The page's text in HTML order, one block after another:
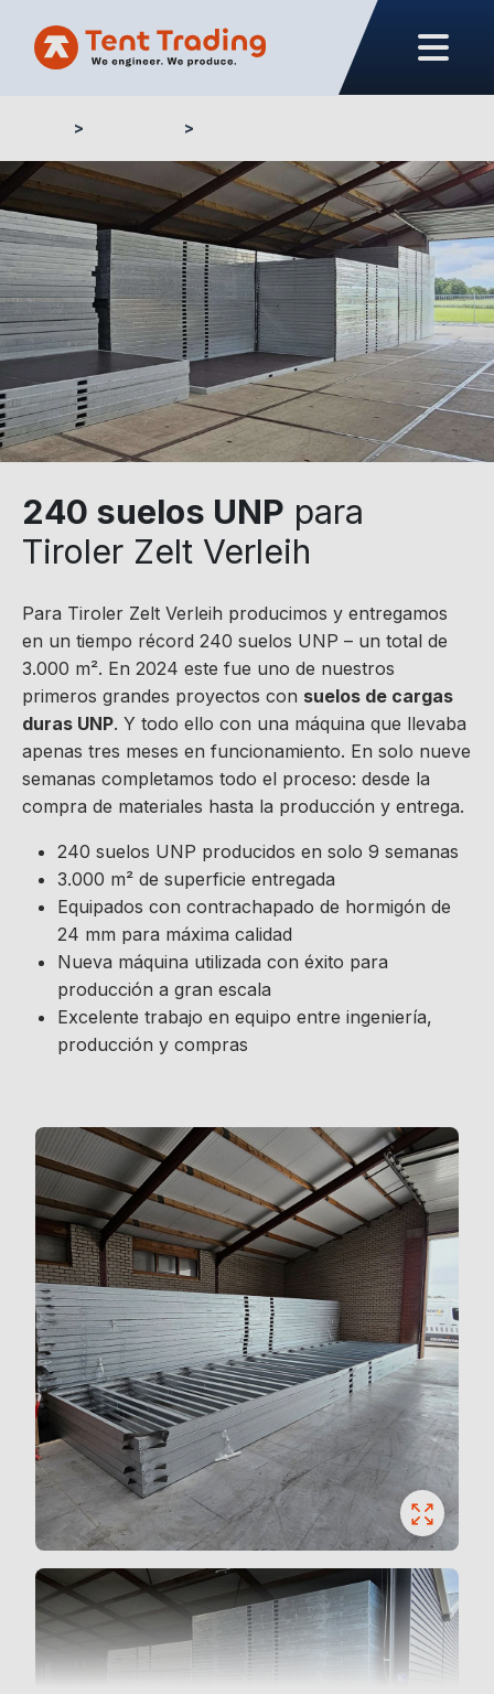
240 suelos UNP para
Tiroler Zelt Verleih
Para Tiroler Zelt Verleih producimos y entregamos
en un tiempo récord 240 suelos UNP – un total de
3.000 m². En 2024 este fue uno de nuestros
primeros grandes proyectos con suelos de cargas
duras UNP. Y todo ello con una máquina que llevaba
apenas tres meses en funcionamiento. En solo nueve
semanas completamos todo el proceso: desde la
compra de materiales hasta la producción y entrega.
240 suelos UNP producidos en solo 9 semanas
3.000 m² de superficie entregada
Equipados con contrachapado de hormigón de
24 mm para máxima calidad
Nueva máquina utilizada con éxito para
producción a gran escala
Excelente trabajo en equipo entre ingeniería,
producción y compras